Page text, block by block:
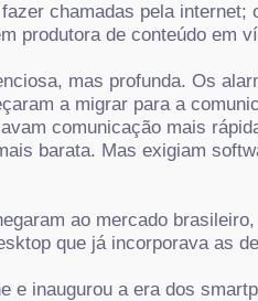
chamadas pela
produtora de conteúdo em
mas profunda. Os
a migrar para a
comunicação mais
barata. Mas exigiam
ao mercado
que já incorporava as
e inaugurou a era dos